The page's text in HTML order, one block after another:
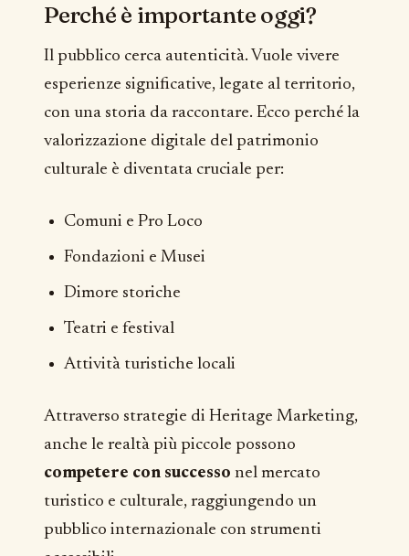
Perché è importante oggi?
Il pubblico cerca autenticità. Vuole vivere
esperienze significative, legate al territorio,
con una storia da raccontare. Ecco perché la
valorizzazione digitale del patrimonio
culturale è diventata cruciale per:
Comuni e Pro Loco
Fondazioni e Musei
Dimore storiche
Teatri e festival
Attività turistiche locali
Attraverso strategie di Heritage Marketing,
anche le realtà più piccole possono
competere con successo nel mercato
turistico e culturale, raggiungendo un
pubblico internazionale con strumenti